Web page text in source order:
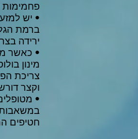
פחמימות
• יש
ברמת
ירידה
• כאשר
מינון
צריכת
וקצר
•
במשאבות
חטיפים המכילים